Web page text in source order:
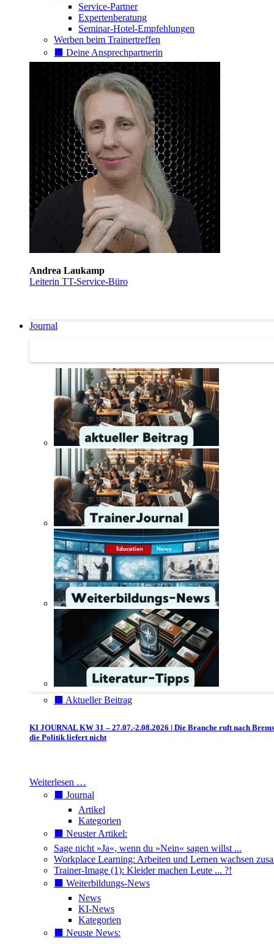
Service-Partner
Expertenberatung
Seminar-Hotel-Empfehlungen
Werben beim Trainertreffen
⬛️ Deine Ansprechpartnerin
Andrea Laukamp
Leiterin TT-Service-Büro
Journal
⬛️ Aktueller Beitrag
KI JOURNAL KW 31 – 27.07.-2.08.2026 | Die Branche ruft nach
die Politik liefert nicht
Weiterlesen …
⬛️ Journal
Artikel
Kategorien
⬛️ Neuster Artikel:
Sage nicht »Ja«, wenn du »Nein« sagen willst ...
Workplace Learning: Arbeiten und Lernen wachsen
Trainer-Image (1): Kleider machen Leute ... ?!
⬛️ Weiterbildungs-News
News
KI-News
Kategorien
⬛️ Neuste News: